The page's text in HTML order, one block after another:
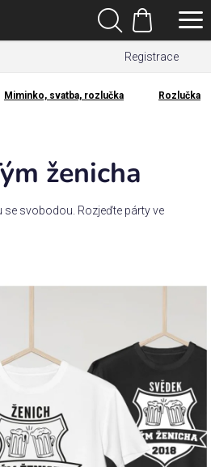
Registrace
Hledat
Nákupní
košík
Miminko, svatba, rozlučka Rozlučka
ženicha
svobodou. Rozjeďte párty ve